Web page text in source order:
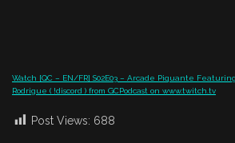
Watch [QC – EN/FR] S02E03 – Arcade Piquante
Rodrigue ( !discord ) from GCPodcast on www.twitch.tv
Post Views: 688